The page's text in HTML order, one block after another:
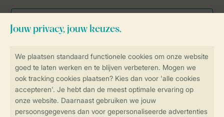
Veilig en snel online boeken
Veilige gegevensoverdracht
Veilige betaling